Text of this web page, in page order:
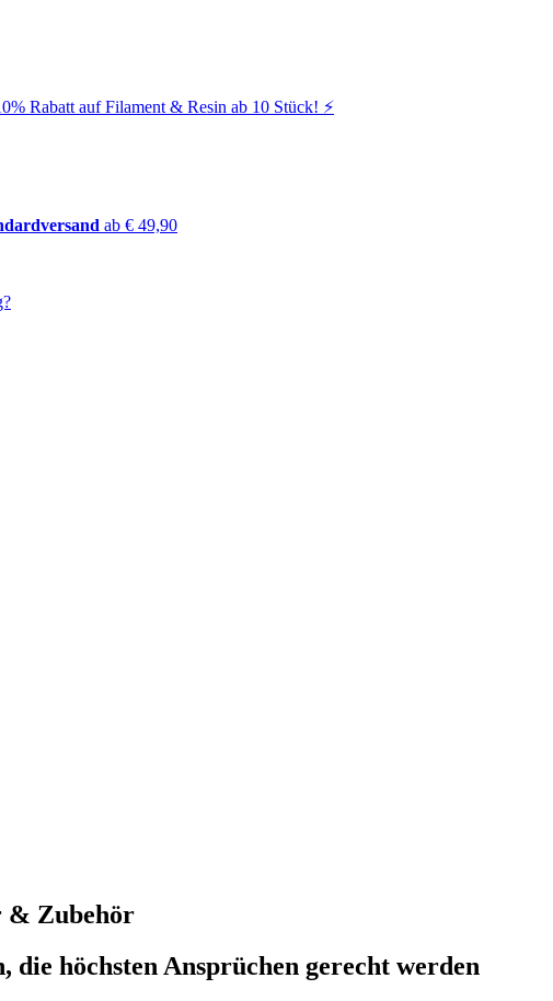
Rabatt auf Filament & Resin ab 10 Stück! ⚡️
ab € 49,90
& Zubehör
die höchsten Ansprüchen gerecht werden